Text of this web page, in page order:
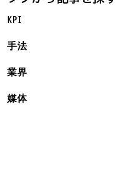
KPI
手法
業界
媒体